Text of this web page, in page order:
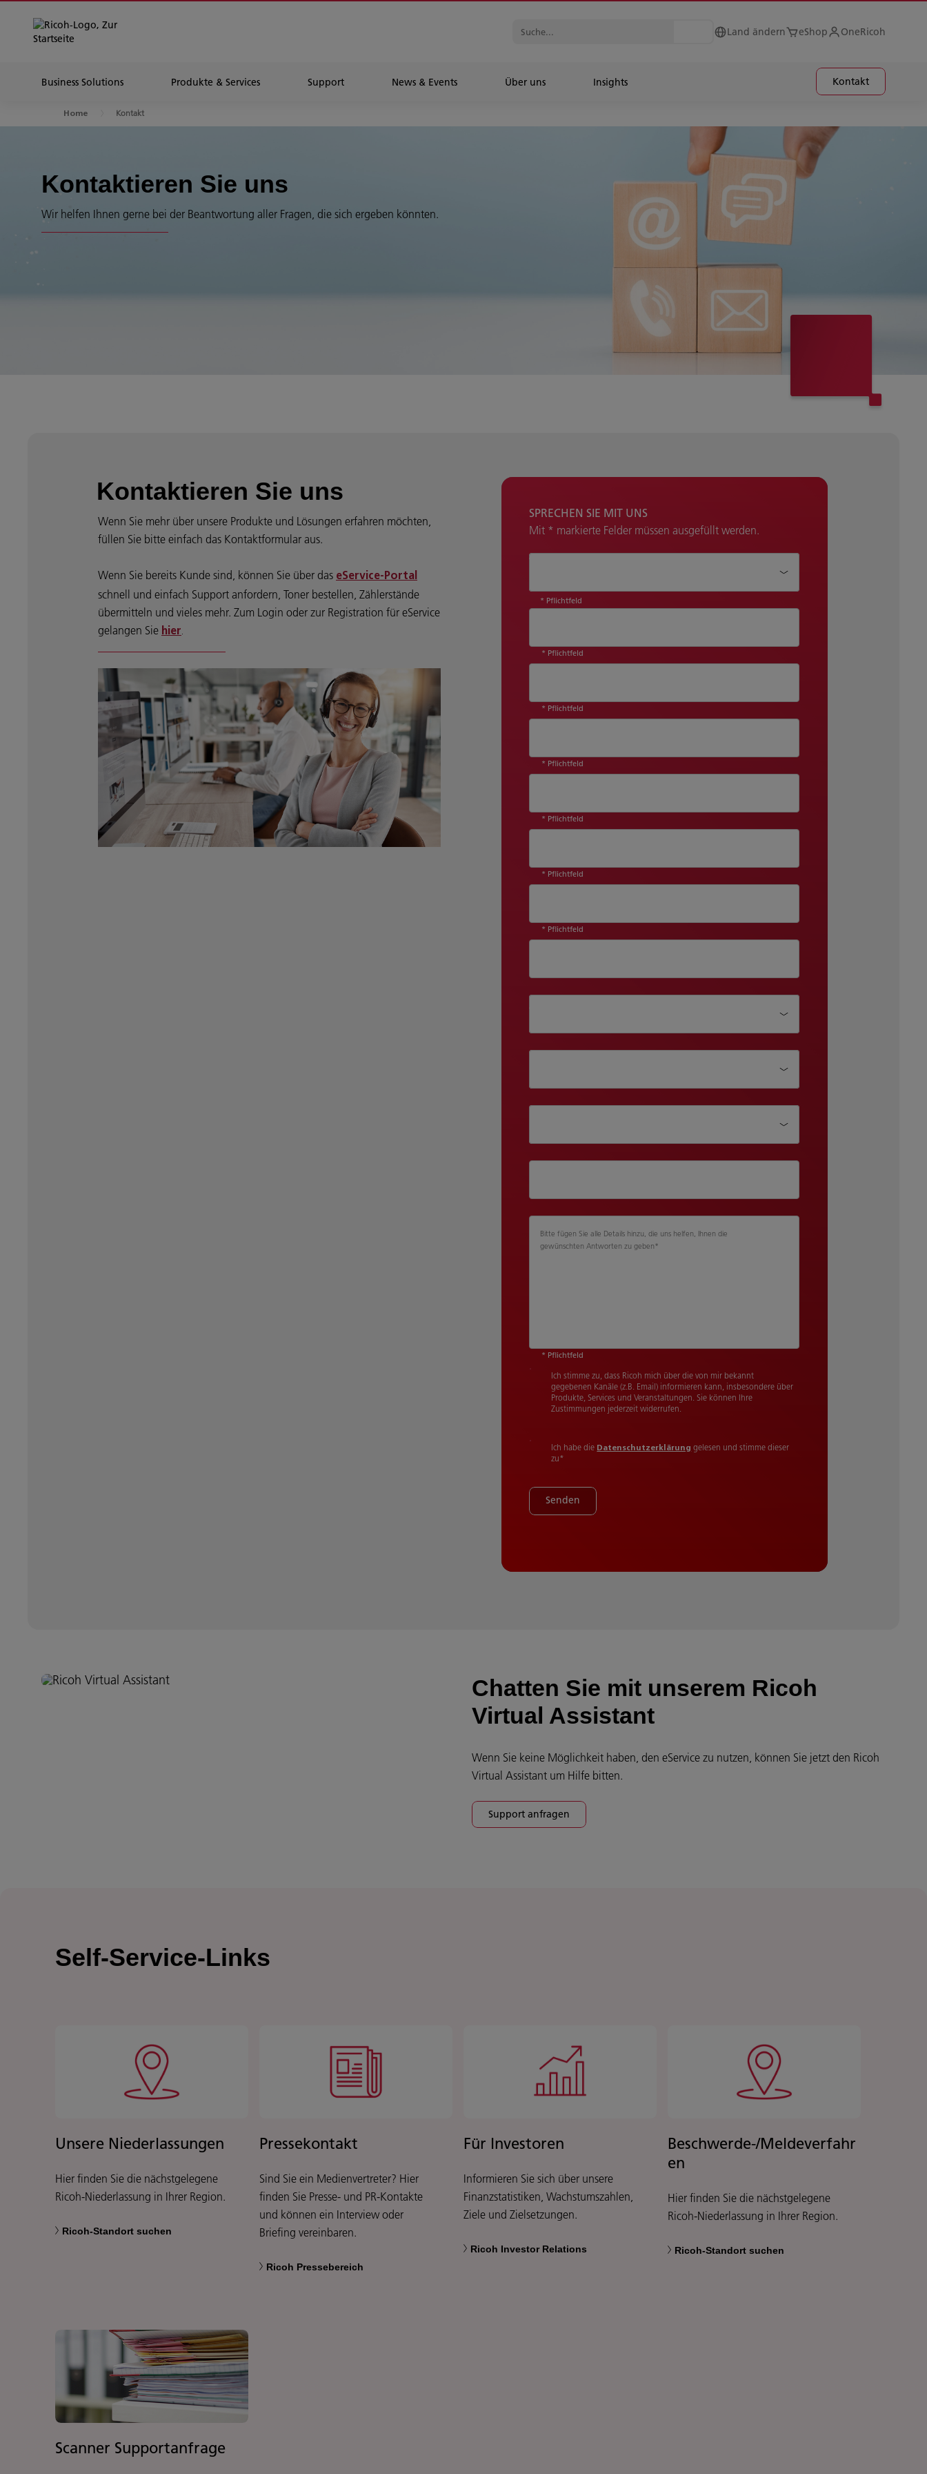
Land ändern eShop OneRicoh
Business Solutions Produkte & Services Support News & Events Über uns Insights Kontakt
Home Kontakt
Kontaktieren Sie uns
Wir helfen Ihnen gerne bei der Beantwortung aller Fragen, die sich ergeben könnten.
Kontaktieren Sie uns
Wenn Sie mehr über unsere Produkte und Lösungen erfahren möchten,
füllen Sie bitte einfach das Kontaktformular aus.
Wenn Sie bereits Kunde sind, können Sie über das eService-Portal
schnell und einfach Support anfordern, Toner bestellen, Zählerstände
übermitteln und vieles mehr. Zum Login oder zur Registration für eService
gelangen Sie hier.
SPRECHEN SIE MIT UNS
Mit * markierte Felder müssen ausgefüllt werden.
* Pflichtfeld
* Pflichtfeld
* Pflichtfeld
* Pflichtfeld
* Pflichtfeld
* Pflichtfeld
* Pflichtfeld
Bitte fügen Sie alle Details hinzu, die uns helfen, Ihnen die
gewünschten Antworten zu geben*
* Pflichtfeld
Ich stimme zu, dass Ricoh mich über die von mir bekannt
gegebenen Kanäle (z.B. Email) informieren kann, insbesondere über
Produkte, Services und Veranstaltungen. Sie können Ihre
Zustimmungen jederzeit widerrufen.
Ich habe die Datenschutzerklärung gelesen und stimme dieser
zu*
Senden
Chatten Sie mit unserem Ricoh
Virtual Assistant
Wenn Sie keine Möglichkeit haben, den eService zu nutzen, können Sie jetzt den Ricoh
Virtual Assistant um Hilfe bitten.
Support anfragen
Self-Service-Links
Unsere Niederlassungen
Hier finden Sie die nächstgelegene
Ricoh-Niederlassung in Ihrer Region.
Ricoh-Standort suchen
Pressekontakt
Sind Sie ein Medienvertreter? Hier
finden Sie Presse- und PR-Kontakte
und können ein Interview oder
Briefing vereinbaren.
Ricoh Pressebereich
Für Investoren
Informieren Sie sich über unsere
Finanzstatistiken, Wachstumszahlen,
Ziele und Zielsetzungen.
Ricoh Investor Relations
Beschwerde-/Meldeverfahr
en
Hier finden Sie die nächstgelegene
Ricoh-Niederlassung in Ihrer Region.
Ricoh-Standort suchen
Scanner Supportanfrage